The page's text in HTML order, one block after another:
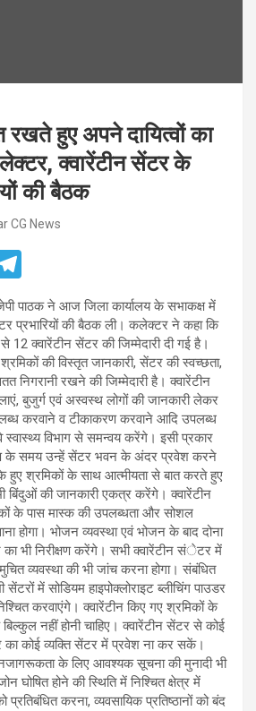
रखते हुए अपने दायित्वों का
क्वारेंटीन सेंटर के
की बैठक
CG News
el
e
gr
a
m
पाठक ने आज जिला कार्यालय के सभाकक्ष में
प्रभारियों की बैठक ली। कलेक्टर ने कहा कि
12 क्वारेंटीन सेंटर की जिम्मेदारी दी गई है।
की विस्तृत जानकारी, सेंटर की स्वच्छता,
निगरानी रखने की जिम्मेदारी है। क्वारेंटीन
बुजुर्ग एवं अस्वस्थ लोगों की जानकारी लेकर
करवाने व टीकाकरण करवाने आदि उपलब्ध
स्वास्थ्य विभाग से समन्वय करेंगे। इसी प्रकार
के समय उन्हें सेंटर भवन के अंदर प्रवेश करने
हुए श्रमिकों के साथ आत्मीयता से बात करते हुए
की जानकारी एकत्र करेंगे। क्वारेंटीन
के पास मास्क की उपलब्धता और सोशल
होगा। भोजन व्यवस्था एवं भोजन के बाद दोना
का भी निरीक्षण करेंगे। सभी क्वारेंटीन संेटर में
व्यवस्था की भी जांच करना होगा। संबंधित
में सोडियम हाइपोक्लोराइट ब्लीचिंग पाउडर
करवाएंगे। क्वारेंटीन किए गए श्रमिकों के
बिल्कुल नहीं होनी चाहिए। क्वारेंटीन सेंटर से कोई
का कोई व्यक्ति सेंटर में प्रवेश ना कर सकें।
के लिए आवश्यक सूचना की मुनादी भी
घोषित होने की स्थिति में निश्चित क्षेत्र में
करना, व्यवसायिक प्रतिष्ठानों को बंद